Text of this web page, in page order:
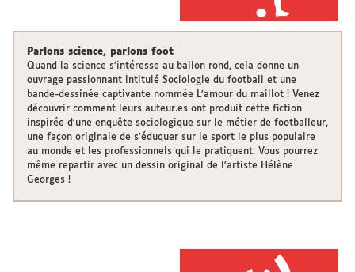
Parlons science, parlons foot
Quand la science s’intéresse au ballon rond, cela donne un
ouvrage passionnant intitulé Sociologie du football et une
bande-dessinée captivante nommée L’amour du maillot ! Venez
découvrir comment leurs auteur.es ont produit cette fiction
inspirée d'une enquête sociologique sur le métier de footballeur,
une façon originale de s'éduquer sur le sport le plus populaire
au monde et les professionnels qui le pratiquent. Vous pourrez
même repartir avec un dessin original de l'artiste Hélène
Georges !